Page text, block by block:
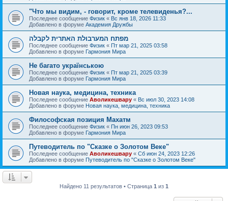
"Что мы видим, - говорит, кроме телевиденья?...
Последнее сообщение Физик « Вс янв 18, 2026 11:33
Добавлено в форуме Академия Дружбы
מפתח המערבולת האתרית לקבלה
Последнее сообщение Физик « Пт мар 21, 2025 03:58
Добавлено в форуме Гармония Мира
Не багато українською
Последнее сообщение Физик « Пт мар 21, 2025 03:39
Добавлено в форуме Гармония Мира
Новая наука, медицина, техника
Последнее сообщение Аволикешвару « Вс июл 30, 2023 14:08
Добавлено в форуме Новая наука, медицина, техника
Философская позиция Махатм
Последнее сообщение Физик « Пн июн 26, 2023 09:53
Добавлено в форуме Гармония Мира
Путеводитель по "Сказке о Золотом Веке"
Последнее сообщение Аволикешвару « Сб июн 24, 2023 12:26
Добавлено в форуме Путеводитель по "Сказке о Золотом Веке"
Найдено 11 результатов • Страница 1 из 1